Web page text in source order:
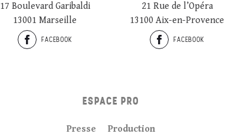
17 Boulevard Garibaldi
13001 Marseille
FACEBOOK
21 Rue de l’Opéra
13100 Aix-en-Provence
FACEBOOK
ESPACE PRO
Presse Production